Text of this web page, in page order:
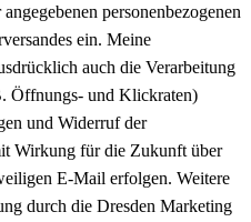
personenbezogenen
ein. Meine
auch die Verarbeitung
Öffnungs- und Klickraten)
und Widerruf der
Wirkung für die Zukunft über
E-Mail erfolgen. Weitere
durch die Dresden Marketing